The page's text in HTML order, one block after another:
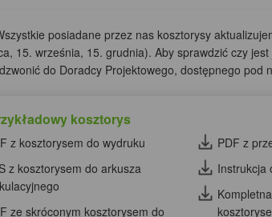
posiadane przez nas kosztorysy
15. września, 15. grudnia). Aby sprawdzić czy
do Doradcy Projektowego, dostępnego pod
kosztorys
z kosztorysem do wydruku
z kosztorysem do arkusza
ze skróconym kosztorysem do
PDF z
Instrukcja